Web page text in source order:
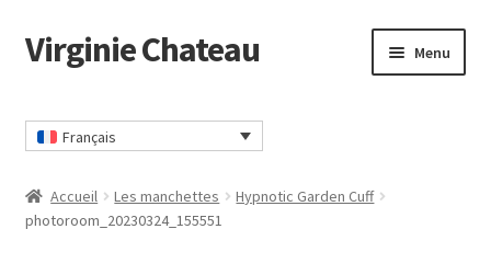
Passer
à
navigation
Passer
au
Virginie Chateau Menu
Français
Accueil Les manchettes
Hypnotic Garden Cuff
photoroom_20230324_155551